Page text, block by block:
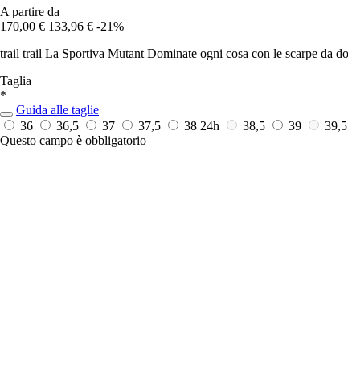
A partire da
170,00 € 133,96 € -21%
trail trail La Sportiva Mutant Dominate ogni cosa con le scarpe da
Taglia
*
Guida alle taglie
36
36,5 37 37,5 38 24h 38,5 39 39,5
Questo campo è obbligatorio